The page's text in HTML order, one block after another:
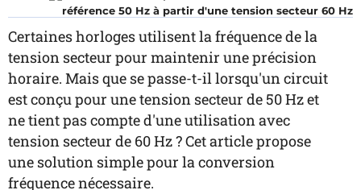
référence 50 Hz à partir d'une tension secteur 60 Hz
Certaines horloges utilisent la fréquence de la
tension secteur pour maintenir une précision
horaire. Mais que se passe-t-il lorsqu'un circuit
est conçu pour une tension secteur de 50 Hz et
ne tient pas compte d'une utilisation avec
tension secteur de 60 Hz ? Cet article propose
une solution simple pour la conversion
fréquence nécessaire.